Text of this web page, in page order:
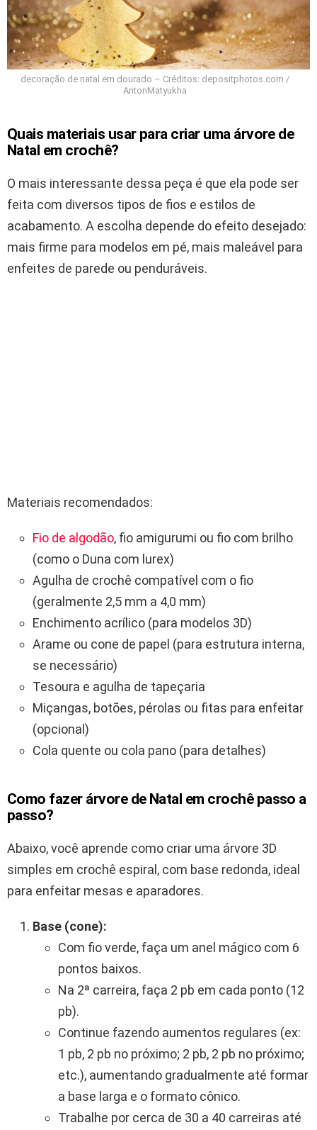
decoração de natal em dourado – Créditos: depositphotos.com /
AntonMatyukha
Quais materiais usar para criar uma árvore de
Natal em crochê?
O mais interessante dessa peça é que ela pode ser
feita com diversos tipos de fios e estilos de
acabamento. A escolha depende do efeito desejado:
mais firme para modelos em pé, mais maleável para
enfeites de parede ou penduráveis.
Materiais recomendados:
Fio de algodão, fio amigurumi ou fio com brilho
(como o Duna com lurex)
Agulha de crochê compatível com o fio
(geralmente 2,5 mm a 4,0 mm)
Enchimento acrílico (para modelos 3D)
Arame ou cone de papel (para estrutura interna,
se necessário)
Tesoura e agulha de tapeçaria
Miçangas, botões, pérolas ou fitas para enfeitar
(opcional)
Cola quente ou cola pano (para detalhes)
Como fazer árvore de Natal em crochê passo a
passo?
Abaixo, você aprende como criar uma árvore 3D
simples em crochê espiral, com base redonda, ideal
para enfeitar mesas e aparadores.
Base (cone):
Com fio verde, faça um anel mágico com 6
pontos baixos.
Na 2ª carreira, faça 2 pb em cada ponto (12
pb).
Continue fazendo aumentos regulares (ex:
1 pb, 2 pb no próximo; 2 pb, 2 pb no próximo;
etc.), aumentando gradualmente até formar
a base larga e o formato cônico.
Trabalhe por cerca de 30 a 40 carreiras até